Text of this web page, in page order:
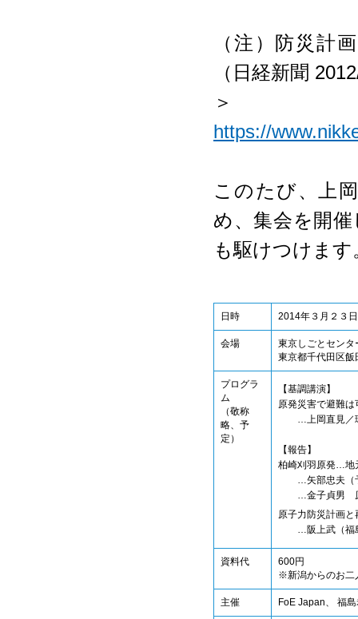
（注）防災計
（日経新聞
＞
https://
このたび、上
め、集会を開
も駆けつけま
日時 2014年３月２３
会場
東京しごとセン
東京都千代田区
プログラ
ム
（敬称
略、予
定）
【基調講演】
原発災害で避難は
…上岡直見／環
【報告】
柏崎刈羽原発…地
…矢部忠夫（予
…金子貞男 原発
原子力防災計画と
…阪上武（福島
資料代
600円
※新潟からのお二
主催 FoE Japan、 福